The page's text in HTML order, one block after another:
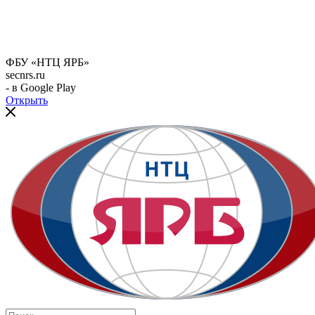
ФБУ «НТЦ ЯРБ»
secnrs.ru
- в Google Play
Открыть